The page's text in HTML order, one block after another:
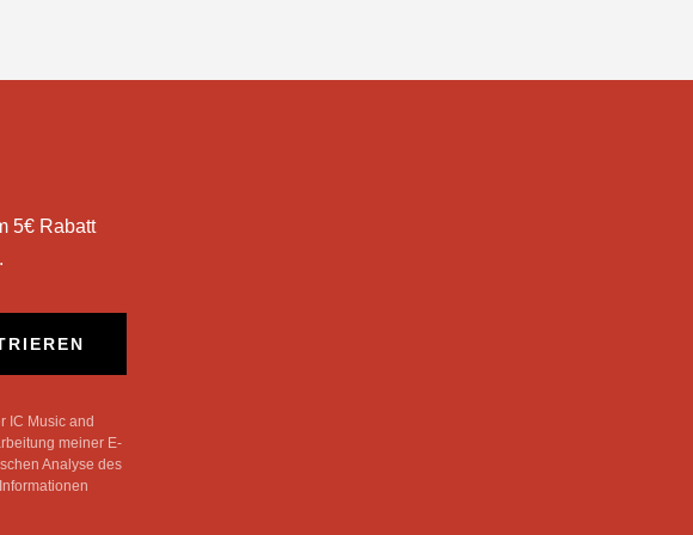
5€ Rabatt
IC Music and
meiner E-
Analyse des